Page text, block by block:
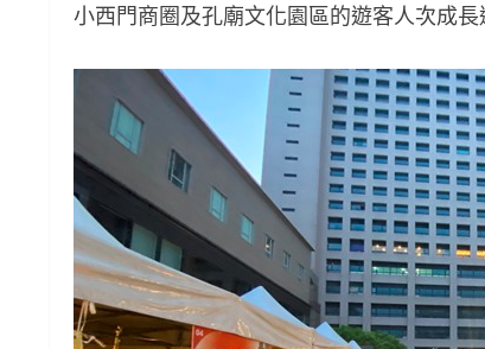
小西門商圈及孔廟文化園區的遊客人次成